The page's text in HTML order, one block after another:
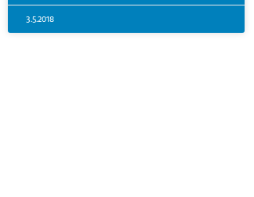
3.5.2018